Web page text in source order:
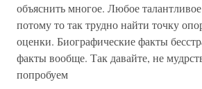
объяснить многое. Любое
потому то так трудно найти точку
оценки. Биографические факты
факты вообще. Так давайте, не
попробуем